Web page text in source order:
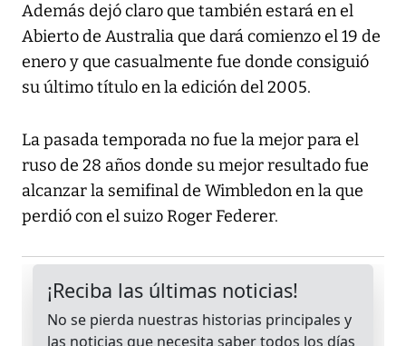
Además dejó claro que también estará en el
Abierto de Australia que dará comienzo el 19 de
enero y que casualmente fue donde consiguió
su último título en la edición del 2005.
La pasada temporada no fue la mejor para el
ruso de 28 años donde su mejor resultado fue
alcanzar la semifinal de Wimbledon en la que
perdió con el suizo Roger Federer.